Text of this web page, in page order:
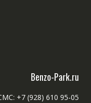
Benzo-Park.ru
+7 (928) 610 95-05